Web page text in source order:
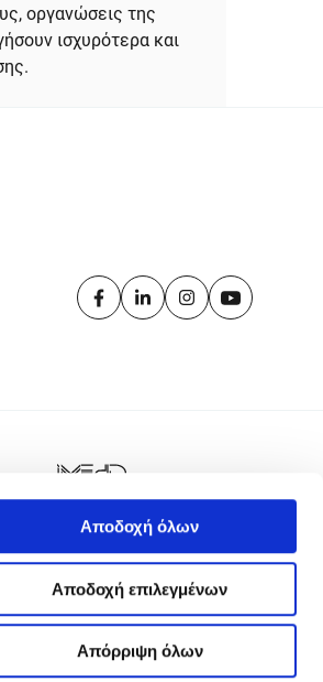
Αποδοχή όλων
Αποδοχή επιλεγμένων
Απόρριψη όλων
οργανώσεις της
ισχυρότερα και